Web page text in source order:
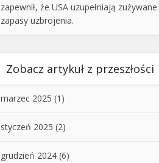
zapewnił, że USA uzupełniają zużywane
zapasy uzbrojenia.
Zobacz artykuł z przeszłości
marzec 2025 (1)
styczeń 2025 (2)
grudzień 2024 (6)